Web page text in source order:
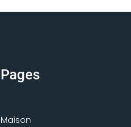
Pages
Maison